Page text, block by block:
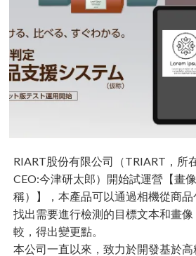
RIART股份有限公司（TRIART，所
CEO:今津研太郎）開始試運營【畫
稱）】，本產品可以通過相機從商
找出需要進行檢測的目標文本和畫
較，得出變更點。
本公司一直以來，致力於開發基於